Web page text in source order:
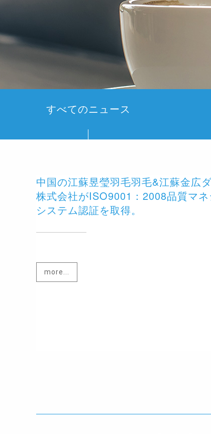
すべてのニュース
中国の江蘇昱瑩羽毛羽毛&江蘇金広
株式会社がISO9001：2008品質マネ
システム認証を取得。
more...